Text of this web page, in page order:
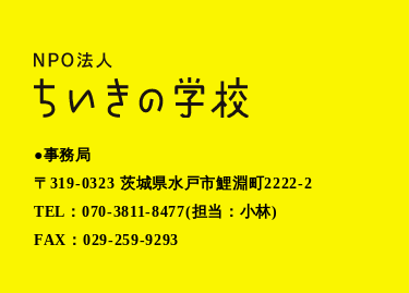
●事務局
〒319-0323 茨城県水戸市鯉淵町2222-2
TEL：070-3811-8477(担当：小林)
FAX：029-259-9293